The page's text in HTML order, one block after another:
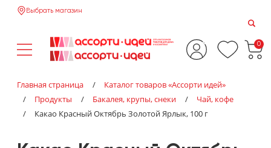
Выбрать магазин
0
Главная страница /
Каталог товаров «‎Ассорти идей»‎
/
Продукты / Бакалея, крупы, снеки /
Чай, кофе
/
Какао Красный Октябрь Золотой Ярлык, 100 г